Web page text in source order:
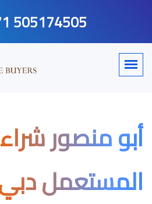
505174505
أبو منصور
المستعمل